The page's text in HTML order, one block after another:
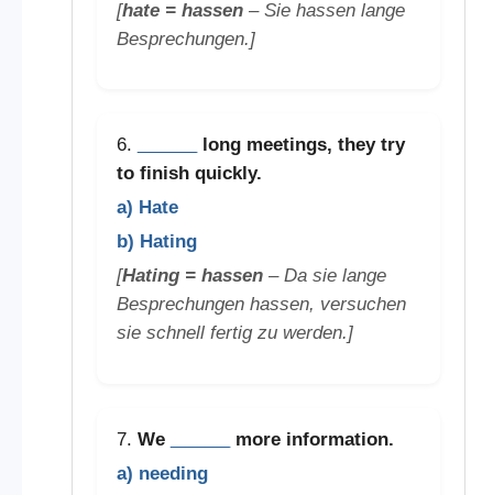
[hate = hassen– Sie hassen lange
Besprechungen.]
6.
long meetings, they try
to finish quickly.
a) Hate
b) Hating
[Hating = hassen– Da sie lange
Besprechungen hassen, versuchen
sie schnell fertig zu werden.]
7. We
more information.
a) needing